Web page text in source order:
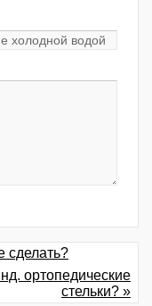
сделать?
ортопедические
стельки? »